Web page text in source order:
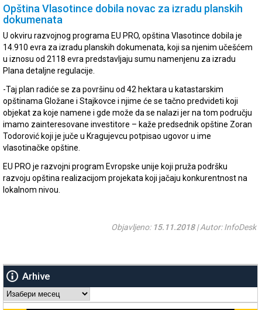
Opština Vlasotince dobila novac za izradu planskih
dokumenata
U okviru razvojnog programa EU PRO, opština Vlasotince dobila je
14.910 evra za izradu planskih dokumenata, koji sa njenim učešćem
u iznosu od 2118 evra predstavljaju sumu namenjenu za izradu
Plana detaljne regulacije.
-Taj plan radiće se za površinu od 42 hektara u katastarskim
opštinama Gložane i Stajkovce i njime će se tačno predvideti koji
objekat za koje namene i gde može da se nalazi jer na tom području
imamo zainteresovane investitore – kaže predsednik opštine Zoran
Todorović koji je juče u Kragujevcu potpisao ugovor u ime
vlasotinačke opštine.
EU PRO je razvojni program Evropske unije koji pruža podršku
razvoju opština realizacijom projekata koji jačaju konkurentnost na
lokalnom nivou.
Objavljeno: 15.11.2018| Autor: InfoDesk
Arhive
Arhive